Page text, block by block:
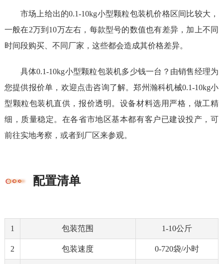
市场上给出的0.1-10kg小型颗粒包装机价格区间比较大，
一般在2万到10万左右，每款型号的数值也有差异，加上不同
时间段购买、不同厂家，这些都会造成其价格差异。
具体0.1-10kg小型颗粒包装机多少钱一台？由销售经理为
您提供报价单，欢迎点击咨询了解。郑州瀚科机械0.1-10kg小
型颗粒包装机直供，报价透明。设备材料选用严格，做工精
细，质量稳定。在各省市地区基本都有客户已建设投产，可
前往实地考察，或者到厂区来参观。
配置清单
1 包装范围 1-10公斤
2 包装速度 0-720袋/小时